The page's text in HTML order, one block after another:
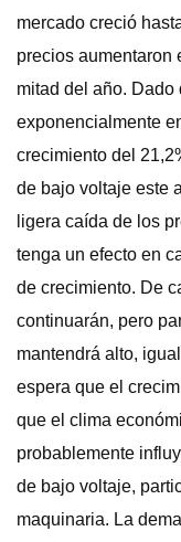
mercado creció
precios aumentaron
mitad del año. Dado
exponencialmente
crecimiento del
de bajo voltaje este
ligera caída de los
tenga un efecto en
de crecimiento. De
continuarán, pero
mantendrá alto,
espera que el
que el clima
probablemente
de bajo voltaje,
maquinaria. La